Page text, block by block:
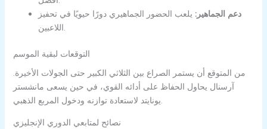
دعم الجماهير: يلعب الحضور الجماهيري دورًا حيويًا في تحفيز
التوقعات لبقية الموسم
من المتوقع أن يستمر الصراع بين الثلاثي الكبير حتى الجولات الأخيرة.
آرسنال يحاول الحفاظ على أدائه القوي، في حين يسعى مانشستر
يونايتد لاستعادة توازنه ودخول المربع الذهبي.
نصائح لمتابعي الدوري الإنجليزي